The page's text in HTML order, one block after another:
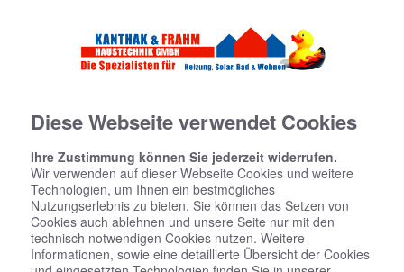
Diese Webseite verwendet Cookies
Ihre Zustimmung können Sie jederzeit widerrufen.
Wir verwenden auf dieser Webseite Cookies und weitere
Technologien, um Ihnen ein bestmögliches
Nutzungserlebnis zu bieten. Sie können das Setzen von
Cookies auch ablehnen und unsere Seite nur mit den
technisch notwendigen Cookies nutzen. Weitere
Informationen, sowie eine detaillierte Übersicht der Cookies